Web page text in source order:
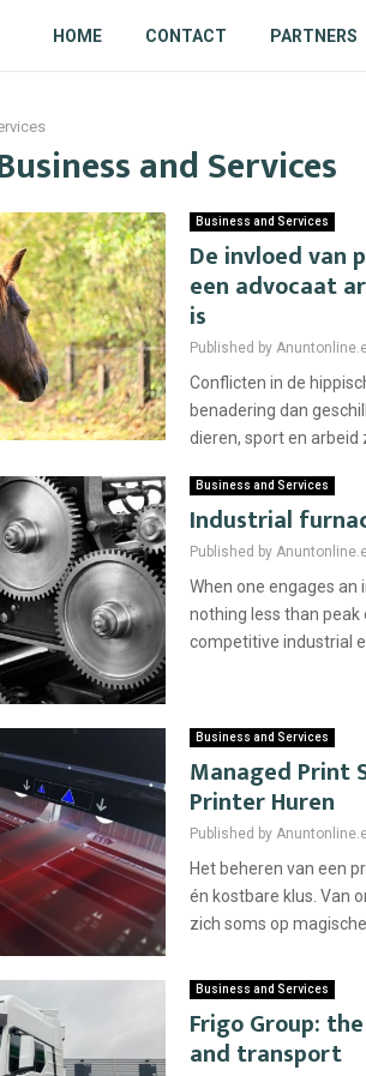
HOME CONTACT PARTNERS
and Services
Business and Services
De invloed van
een advocaat
is
Published by
Conflicten in de
benadering dan
dieren, sport en arbeid
Business and Services
Industrial
Published by
When one engages
nothing less than peak
competitive industrial
Business and Services
Managed Print
Printer Huren
Published by
Het beheren van een
én kostbare klus. Van
zich soms op
Business and Services
Frigo Group:
and transport